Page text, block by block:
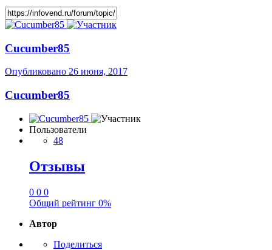
Cucumber85
Опубликовано 26 июня, 2017
Cucumber85
Пользователи
48
Отзывы
0 0 0
Общий рейтинг 0%
Автор
Поделиться